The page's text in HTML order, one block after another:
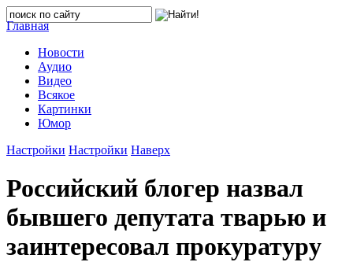
Главная
Новости
Аудио
Видео
Всякое
Картинки
Юмор
Настройки Настройки Наверх
Российский блогер назвал
бывшего депутата тварью и
заинтересовал прокуратуру